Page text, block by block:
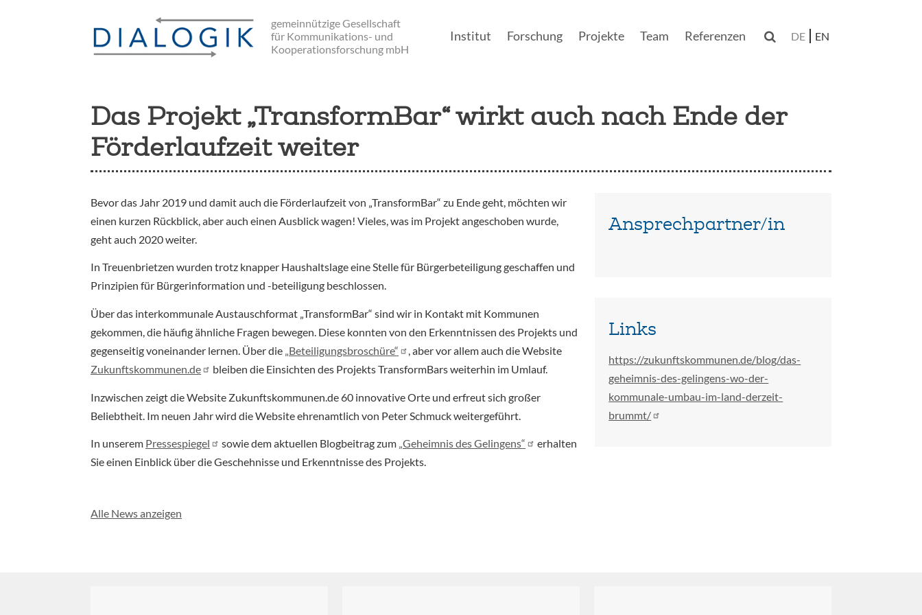
gemeinnützige Gesellschaft
für Kommunikations- und
Kooperationsforschung mbH
Institut Forschung Projekte Team Referenzen  DE EN
Das Projekt „TransformBar“ wirkt auch nach Ende der
Förderlaufzeit weiter
Bevor das Jahr 2019 und damit auch die Förderlaufzeit von „TransformBar“ zu Ende geht, möchten wir
einen kurzen Rückblick, aber auch einen Ausblick wagen! Vieles, was im Projekt angeschoben wurde,
geht auch 2020 weiter.
In Treuenbrietzen wurden trotz knapper Haushaltslage eine Stelle für Bürgerbeteiligung geschaffen und
Prinzipien für Bürgerinformation und -beteiligung beschlossen.
Über das interkommunale Austauschformat „TransformBar“ sind wir in Kontakt mit Kommunen
gekommen, die häufig ähnliche Fragen bewegen. Diese konnten von den Erkenntnissen des Projekts und
gegenseitig voneinander lernen. Über die „Beteiligungsbroschüre“
, aber vor allem auch die Website
Zukunftskommunen.de
bleiben die Einsichten des Projekts TransformBars weiterhin im Umlauf.
Inzwischen zeigt die Website Zukunftskommunen.de 60 innovative Orte und erfreut sich großer
Beliebtheit. Im neuen Jahr wird die Website ehrenamtlich von Peter Schmuck weitergeführt.
In unserem Pressespiegel sowie dem aktuellen Blogbeitrag zum „Geheimnis des Gelingens“
erhalten
Sie einen Einblick über die Geschehnisse und Erkenntnisse des Projekts.
Alle News anzeigen
Ansprechpartner/in
Links
https://zukunftskommunen.de/blog/das-
geheimnis-des-gelingens-wo-der-
kommunale-umbau-im-land-derzeit-
brummt/